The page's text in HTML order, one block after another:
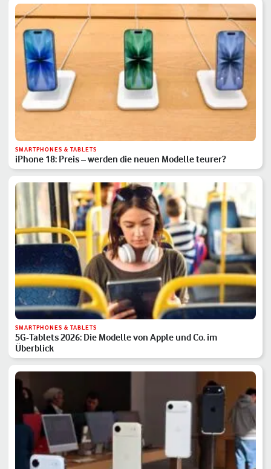
SMARTPHONES & TABLETS
iPhone 18: Preis – werden die neuen Modelle teurer?
SMARTPHONES & TABLETS
5G-Tablets 2026: Die Modelle von Apple und Co. im
Überblick